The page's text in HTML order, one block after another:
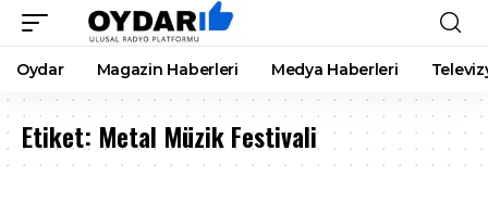
Oydar Magazin Haberleri Medya Haberleri
Etiket: Metal Müzik Festivali